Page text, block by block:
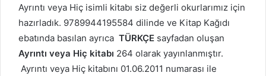
Ayrıntı veya Hiç isimli kitabı siz değerli okurlarımız için
hazırladık. 9789944195584 dilinde ve Kitap Kağıdı
ebatında basılan ayrıca TÜRKÇE sayfadan oluşan
Ayrıntı veya Hiç kitabı 264 olarak yayınlanmıştır.
Ayrıntı veya Hiç kitabını 01.06.2011 numarası ile